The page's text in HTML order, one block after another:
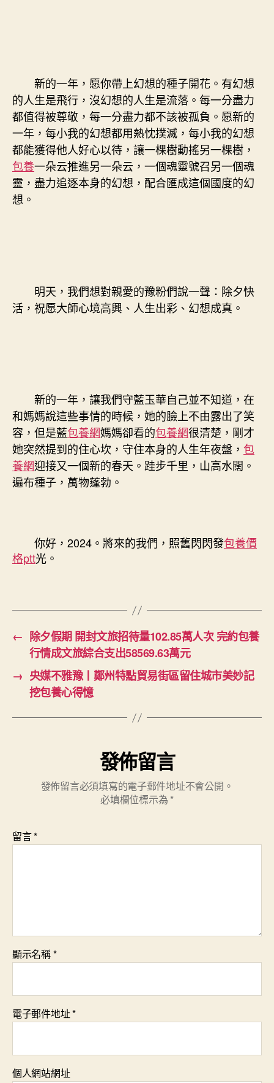
新的一年，愿你帶上幻想的種子開花。有幻想
的人生是飛行，沒幻想的人生是流落。每一分盡力
都值得被尊敬，每一分盡力都不該被孤負。愿新的
一年，每小我的幻想都用熱忱撲滅，每小我的幻想
都能獲得他人好心以待，讓一棵樹動搖另一棵樹，
包養一朵云推進另一朵云，一個魂靈號召另一個魂
靈，盡力追逐本身的幻想，配合匯成這個國度的幻
想。
明天，我們想對親愛的豫粉們說一聲：除夕快
活，祝愿大師心境高興、人生出彩、幻想成真。
新的一年，讓我們守藍玉華自己並不知道，在
和媽媽說這些事情的時候，她的臉上不由露出了笑
容，但是藍包養網媽媽卻看的包養網很清楚，剛才
她突然提到的住心坎，守住本身的人生年夜盤， 包
養網迎接又一個新的春天。跬步千里，山高水闊。
遍布種子，萬物蓬勃。
你好，2024。將來的我們，照舊閃閃發包養價
格ptt光。
← 除夕假期 開封文旅招待量102.85萬人次 完約包養
行情成文旅綜合支出58569.63萬元
→ 央媒不雅豫丨鄭州特點貿易街區留住城市美妙記
挖包養心得憶
發佈留言
發佈留言必須填寫的電子郵件地址不會公開。
必填欄位標示為 *
留言*
顯示名稱*
電子郵件地址*
個人網站網址